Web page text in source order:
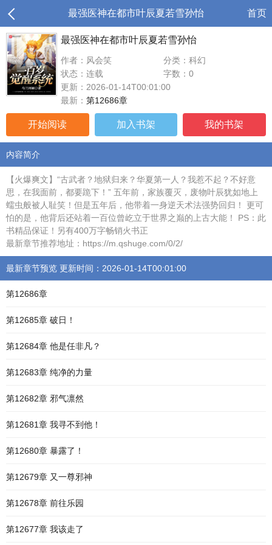
最强医神在都市叶辰夏若雪孙怡 首页
最强医神在都市叶辰夏若雪孙怡
作者：风会笑
分类：科幻
状态：连载
字数：0
更新：2026-01-14T00:01:00
最新： 第12686章
开始阅读 加入书架 我的书架
内容简介
【火爆爽文】“古武者？地狱归来？华夏第一人？我惹不起？不好意
思，在我面前，都要跪下！” 五年前，家族覆灭，废物叶辰犹如地上
蠕虫般被人耻笑！但是五年后，他带着一身逆天术法强势回归！ 更可
怕的是，他背后还站着一百位曾屹立于世界之巅的上古大能！ PS：此
书精品保证！另有400万字畅销火书正
最新章节推荐地址：https://m.qshuge.com/0/2/
最新章节预览 更新时间：2026-01-14T00:01:00
第12686章
第12685章 破日！
第12684章 他是任非凡？
第12683章 纯净的力量
第12682章 邪气凛然
第12681章 我寻不到他！
第12680章 暴露了！
第12679章 又一尊邪神
第12678章 前往乐园
第12677章 我该走了